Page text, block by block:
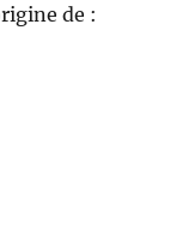
de :